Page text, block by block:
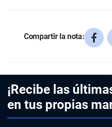
Compartir la nota:
¡Recibe las
en tus propias